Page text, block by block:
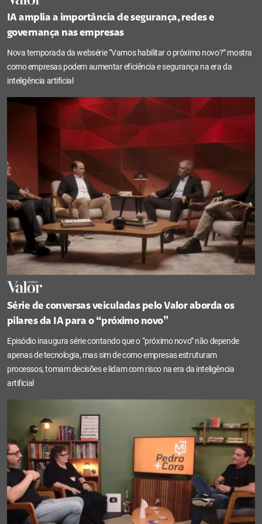
IA amplia a importância de segurança, redes e
governança nas empresas
Nova temporada da websérie “Vamos habilitar o próximo novo?” mostra
como empresas podem aumentar eficiência e segurança na era da
inteligência artificial
Série de conversas veiculadas pelo Valor aborda os
pilares da IA para o “próximo novo”
Episódio inaugura série contando que o “próximo novo” não depende
apenas de tecnologia, mas sim de como empresas estruturam
processos, tomam decisões e lidam com risco na era da inteligência
artificial